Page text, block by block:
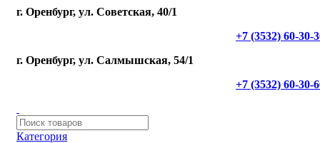
г. Оренбург, ул. Советская, 40/1
+7 (3532) 60-30-
г. Оренбург, ул. Салмышская, 54/1
+7 (3532) 60-30-
Категория